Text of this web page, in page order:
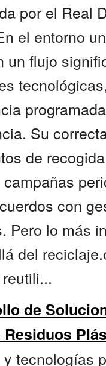
por el Real
el entorno
un flujo
tecnológicas,
Su
de recogida
con
Pero lo más
del
de
Residuos
tecnologías